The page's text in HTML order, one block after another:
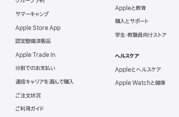
サマーキャンプ
Apple Store App
認定整備済製品
Apple Trade In
分割でのお支払い
通信キャリアを選んで購入
ご注文状況
ご利用ガイド
Appleと教育
購入とサポート
学生・教職員向けストア
ヘルスケア
Appleとヘルスケア
Apple Watchと健康